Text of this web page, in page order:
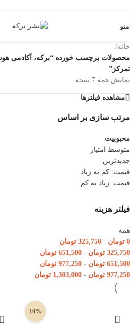
منو
خانه/
محصولات برچسب خورده “برکه، آکادمی
تمرکز”
نمایش همه 7 نتیجه
مشاهده فیلترها
مرتب سازی بر اساس
محبوبیت
متوسط امتیاز
جدیدترین
قیمت: کم به زیاد
قیمت: زیاد به کم
فیلتر هزینه
همه
0 تومان -
325,750 تومان
325,750 تومان -
651,500 تومان
651,500 تومان -
977,250 تومان
977,250 تومان -
1,303,000 تومان
10%